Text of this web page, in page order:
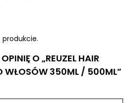
produkcie.
O „REUZEL HAIR
WŁOSÓW 350ML / 500ML”